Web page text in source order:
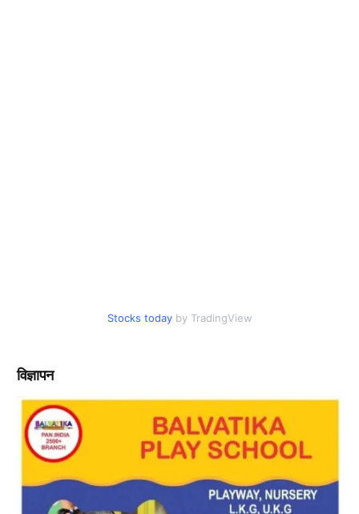
Stocks today by TradingView
विज्ञापन